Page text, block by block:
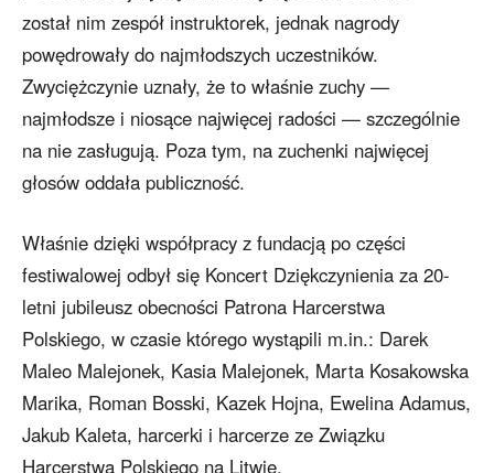
został nim zespół instruktorek, jednak nagrody
powędrowały do najmłodszych uczestników.
Zwyciężczynie uznały, że to właśnie zuchy —
najmłodsze i niosące najwięcej radości — szczególnie
na nie zasługują. Poza tym, na zuchenki najwięcej
głosów oddała publiczność.
Właśnie dzięki współpracy z fundacją po części
festiwalowej odbył się Koncert Dziękczynienia za 20-
letni jubileusz obecności Patrona Harcerstwa
Polskiego, w czasie którego wystąpili m.in.: Darek
Maleo Malejonek, Kasia Malejonek, Marta Kosakowska
Marika, Roman Bosski, Kazek Hojna, Ewelina Adamus,
Jakub Kaleta, harcerki i harcerze ze Związku
Harcerstwa Polskiego na Litwie.